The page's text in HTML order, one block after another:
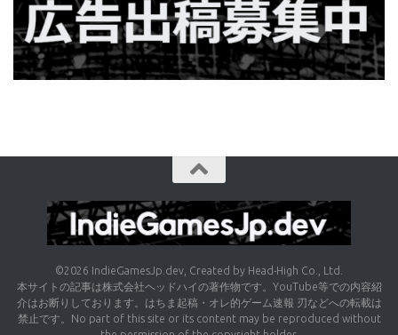
©2026 IndieGamesJp.dev, Created by Head-High Co., Ltd.
本サイトの記事は株式会社ヘッドハイの著作物です。YouTube等での内容紹
介はお断りしております。はちま起稿・オレ的ゲーム速報 刃などへの転載は
禁止です。No part of this site or its content may be reproduced without